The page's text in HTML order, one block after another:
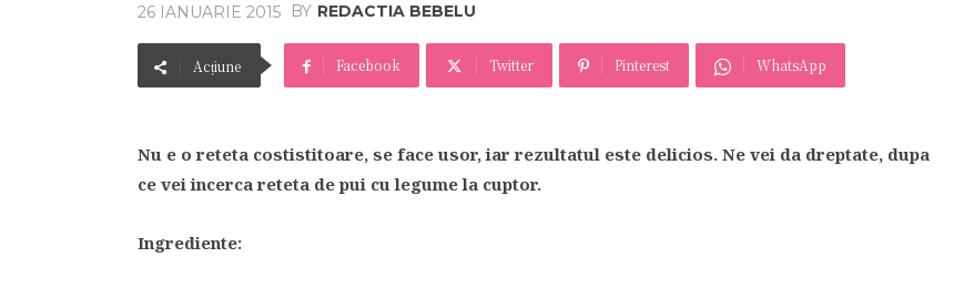
26 IANUARIE 2015 BY REDACTIA BEBELU
Acțiune Facebook Twitter Pinterest WhatsApp
Nu e o reteta costistitoare, se face usor, iar rezultatul este delicios. Ne vei da dreptate, dupa
ce vei incerca reteta de pui cu legume la cuptor.
Ingrediente: